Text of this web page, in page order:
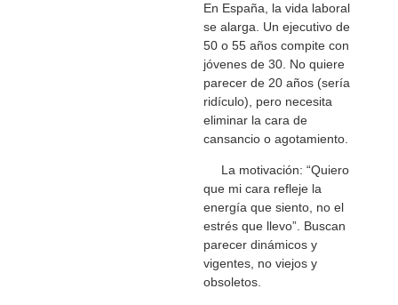
En España, la vida laboral
se alarga. Un ejecutivo de
50 o 55 años compite con
jóvenes de 30. No quiere
parecer de 20 años (sería
ridículo), pero necesita
eliminar la cara de
cansancio o agotamiento.
La motivación: “Quiero
que mi cara refleje la
energía que siento, no el
estrés que llevo”. Buscan
parecer dinámicos y
vigentes, no viejos y
obsoletos.